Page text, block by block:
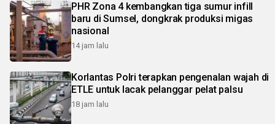
PHR Zona 4 kembangkan tiga sumur infill
baru di Sumsel, dongkrak produksi migas
nasional
14 jam lalu
Korlantas Polri terapkan pengenalan wajah di
ETLE untuk lacak pelanggar pelat palsu
18 jam lalu